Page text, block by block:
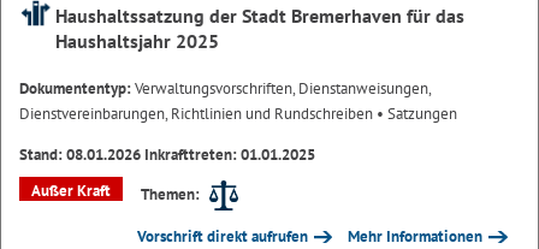
Haushaltssatzung der Stadt Bremerhaven für das
Haushaltsjahr 2025
Dokumententyp:Verwaltungsvorschriften, Dienstanweisungen,
Dienstvereinbarungen, Richtlinien und Rundschreiben • Satzungen
Stand: 08.01.2026 Inkrafttreten: 01.01.2025
Außer Kraft
Themen:
Vorschrift direkt aufrufen Mehr Informationen